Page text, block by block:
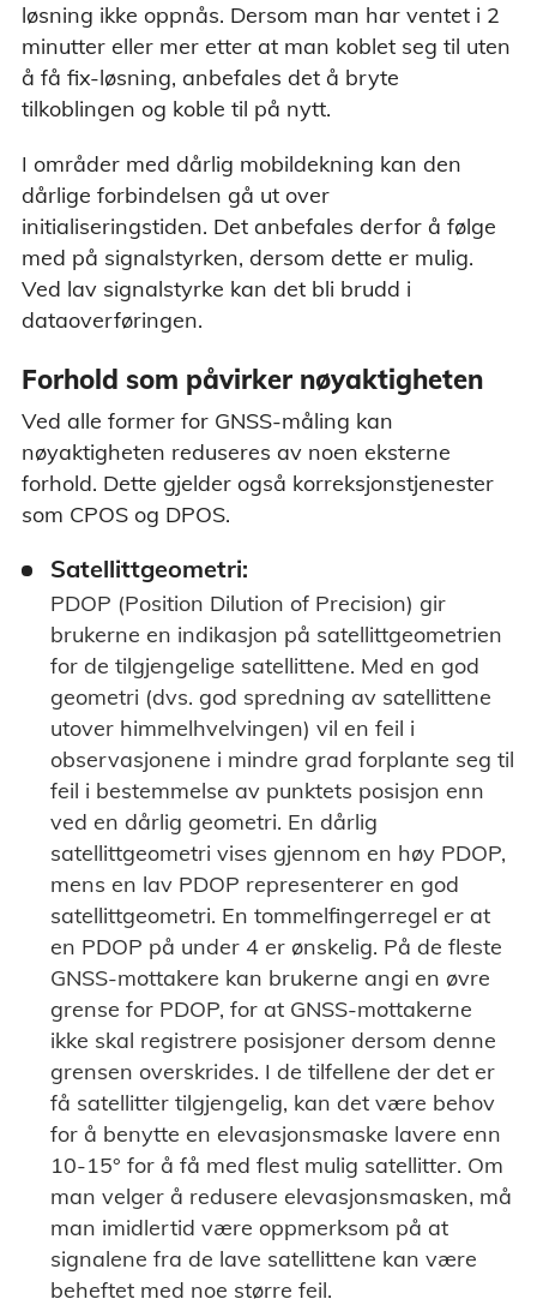
løsning ikke oppnås. Dersom man har ventet i 2
minutter eller mer etter at man koblet seg til uten
å få fix-løsning, anbefales det å bryte
tilkoblingen og koble til på nytt.
I områder med dårlig mobildekning kan den
dårlige forbindelsen gå ut over
initialiseringstiden. Det anbefales derfor å følge
med på signalstyrken, dersom dette er mulig.
Ved lav signalstyrke kan det bli brudd i
dataoverføringen.
Forhold som påvirker nøyaktigheten
Ved alle former for GNSS-måling kan
nøyaktigheten reduseres av noen eksterne
forhold. Dette gjelder også korreksjonstjenester
som CPOS og DPOS.
Satellittgeometri:
PDOP (Position Dilution of Precision) gir
brukerne en indikasjon på satellittgeometrien
for de tilgjengelige satellittene. Med en god
geometri (dvs. god spredning av satellittene
utover himmelhvelvingen) vil en feil i
observasjonene i mindre grad forplante seg til
feil i bestemmelse av punktets posisjon enn
ved en dårlig geometri. En dårlig
satellittgeometri vises gjennom en høy PDOP,
mens en lav PDOP representerer en god
satellittgeometri. En tommelfingerregel er at
en PDOP på under 4 er ønskelig. På de fleste
GNSS-mottakere kan brukerne angi en øvre
grense for PDOP, for at GNSS-mottakerne
ikke skal registrere posisjoner dersom denne
grensen overskrides. I de tilfellene der det er
få satellitter tilgjengelig, kan det være behov
for å benytte en elevasjonsmaske lavere enn
10-15° for å få med flest mulig satellitter. Om
man velger å redusere elevasjonsmasken, må
man imidlertid være oppmerksom på at
signalene fra de lave satellittene kan være
beheftet med noe større feil.